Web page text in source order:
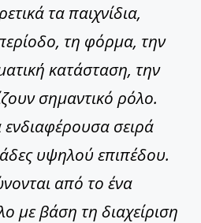
τα παιχνίδια,
τη φόρμα, την
κατάσταση, την
σημαντικό ρόλο.
ενδιαφέρουσα σειρά
υψηλού επιπέδου.
από το ένα
με βάση τη διαχείριση